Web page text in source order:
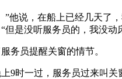
说，在船上已经几天了，
但是没听服务员的，我没动
员提醒关窗的情节。
时一过，服务员过来叫关